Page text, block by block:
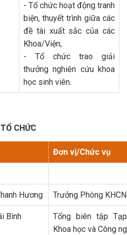
- Tổ chức hoạt động tranh
biện, thuyết trình giữa các
đề tài xuất sắc của các
Khoa/Viện;
- Tổ chức trao giải
thưởng nghiên cứu khoa
học sinh viên.
CHỨC
Đơn vị/Chức vụ
Hương Trưởng Phòng
Bình
Tổng biên tập
Khoa học và Công